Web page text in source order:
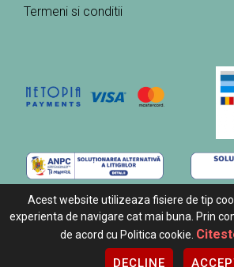
Acest website utilizeaza fisiere de tip
experienta de navigare cat mai buna. Prin
de acord cu Politica cookie.
DECLINE
Termeni si conditii
Copyright ExoPet © 2026 Toate